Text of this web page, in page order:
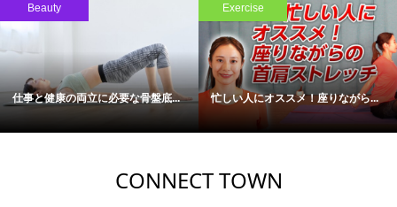
Beauty
仕事と健康の両立に必要な骨盤底...
Exercise
忙しい人にオススメ！座りながら...
CONNECT TOWN